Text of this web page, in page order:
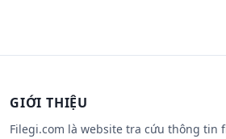
GIỚI THIỆU
Filegi.com là website tra cứu thông tin